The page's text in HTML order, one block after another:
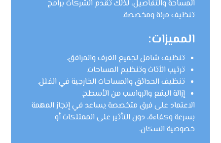
المساحة والتفاصيل، لذلك تقدم الشركات برامج
تنظيف مرنة ومخصصة.
المميزات:
تنظيف شامل لجميع الغرف والمرافق.
ترتيب الأثاث وتنظيم المساحات.
تنظيف الحدائق والمساحات الخارجية في الفلل.
إزالة البقع والرواسب من الأسطح.
الاعتماد على فرق متخصصة يساعد في إنجاز المهمة
بسرعة وكفاءة، دون التأثير على الممتلكات أو
خصوصية السكان.